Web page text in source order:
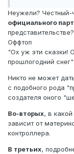
Неужели? Честный-
официального
представительстве?
Оффтоп
"Ох уж эти сказки!
прошлогодний снег"
Никто не может
с подобного рода
создателя оного
Во-вторых, в
зависит от
контроллера.
В третьих,